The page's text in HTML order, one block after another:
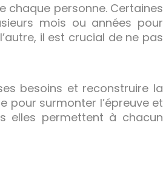
chaque personne. Certaines
mois ou années pour
il est crucial de ne pas
besoins et reconstruire la
pour surmonter l’épreuve et
elles permettent à chacun